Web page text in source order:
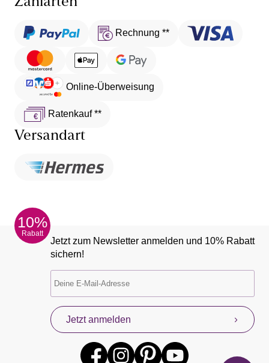
Rechnung **
Online-Überweisung
Ratenkauf **
Versandart
10%
Rabatt
Jetzt zum Newsletter anmelden und 10% Rabatt
sichern!
Jetzt anmelden